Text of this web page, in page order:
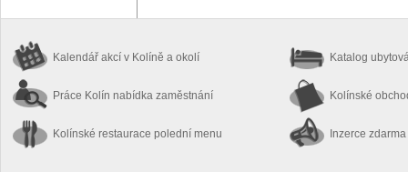
Kalendář akcí v Kolíně a okolí
Práce Kolín nabídka zaměstnání
Kolínské restaurace polední menu
Katalog
Kolínské
Inzerce zdarma